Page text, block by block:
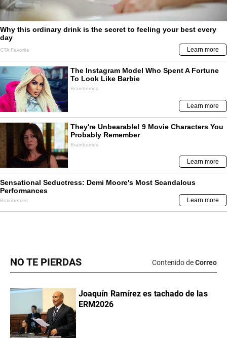
NO TE PIERDAS Contenido deCorreo
Joaquín Ramírez es tachado de las
ERM2026